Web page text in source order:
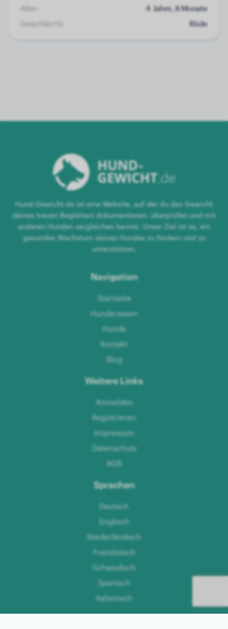
Alter:
4 Jahre, 8 Monate
Geschlecht:
Rüde
Hund-Gewicht.de ist eine Website, auf der du das Gewicht
deines treuen Begleiters dokumentieren, überprüfen und mit
anderen Hunden vergleichen kannst. Unser Ziel ist es, ein
gesundes Wachstum deines Hundes zu fördern und zu
unterstützen.
Navigation
Startseite
Hunderassen
Hunde
Kontakt
Blog
Weitere Links
Anmelden
Registrieren
Impressum
Datenschutz
AGB
Sprachen
Deutsch
Englisch
Niederländisch
Französisch
Schwedisch
Spanisch
Italienisch